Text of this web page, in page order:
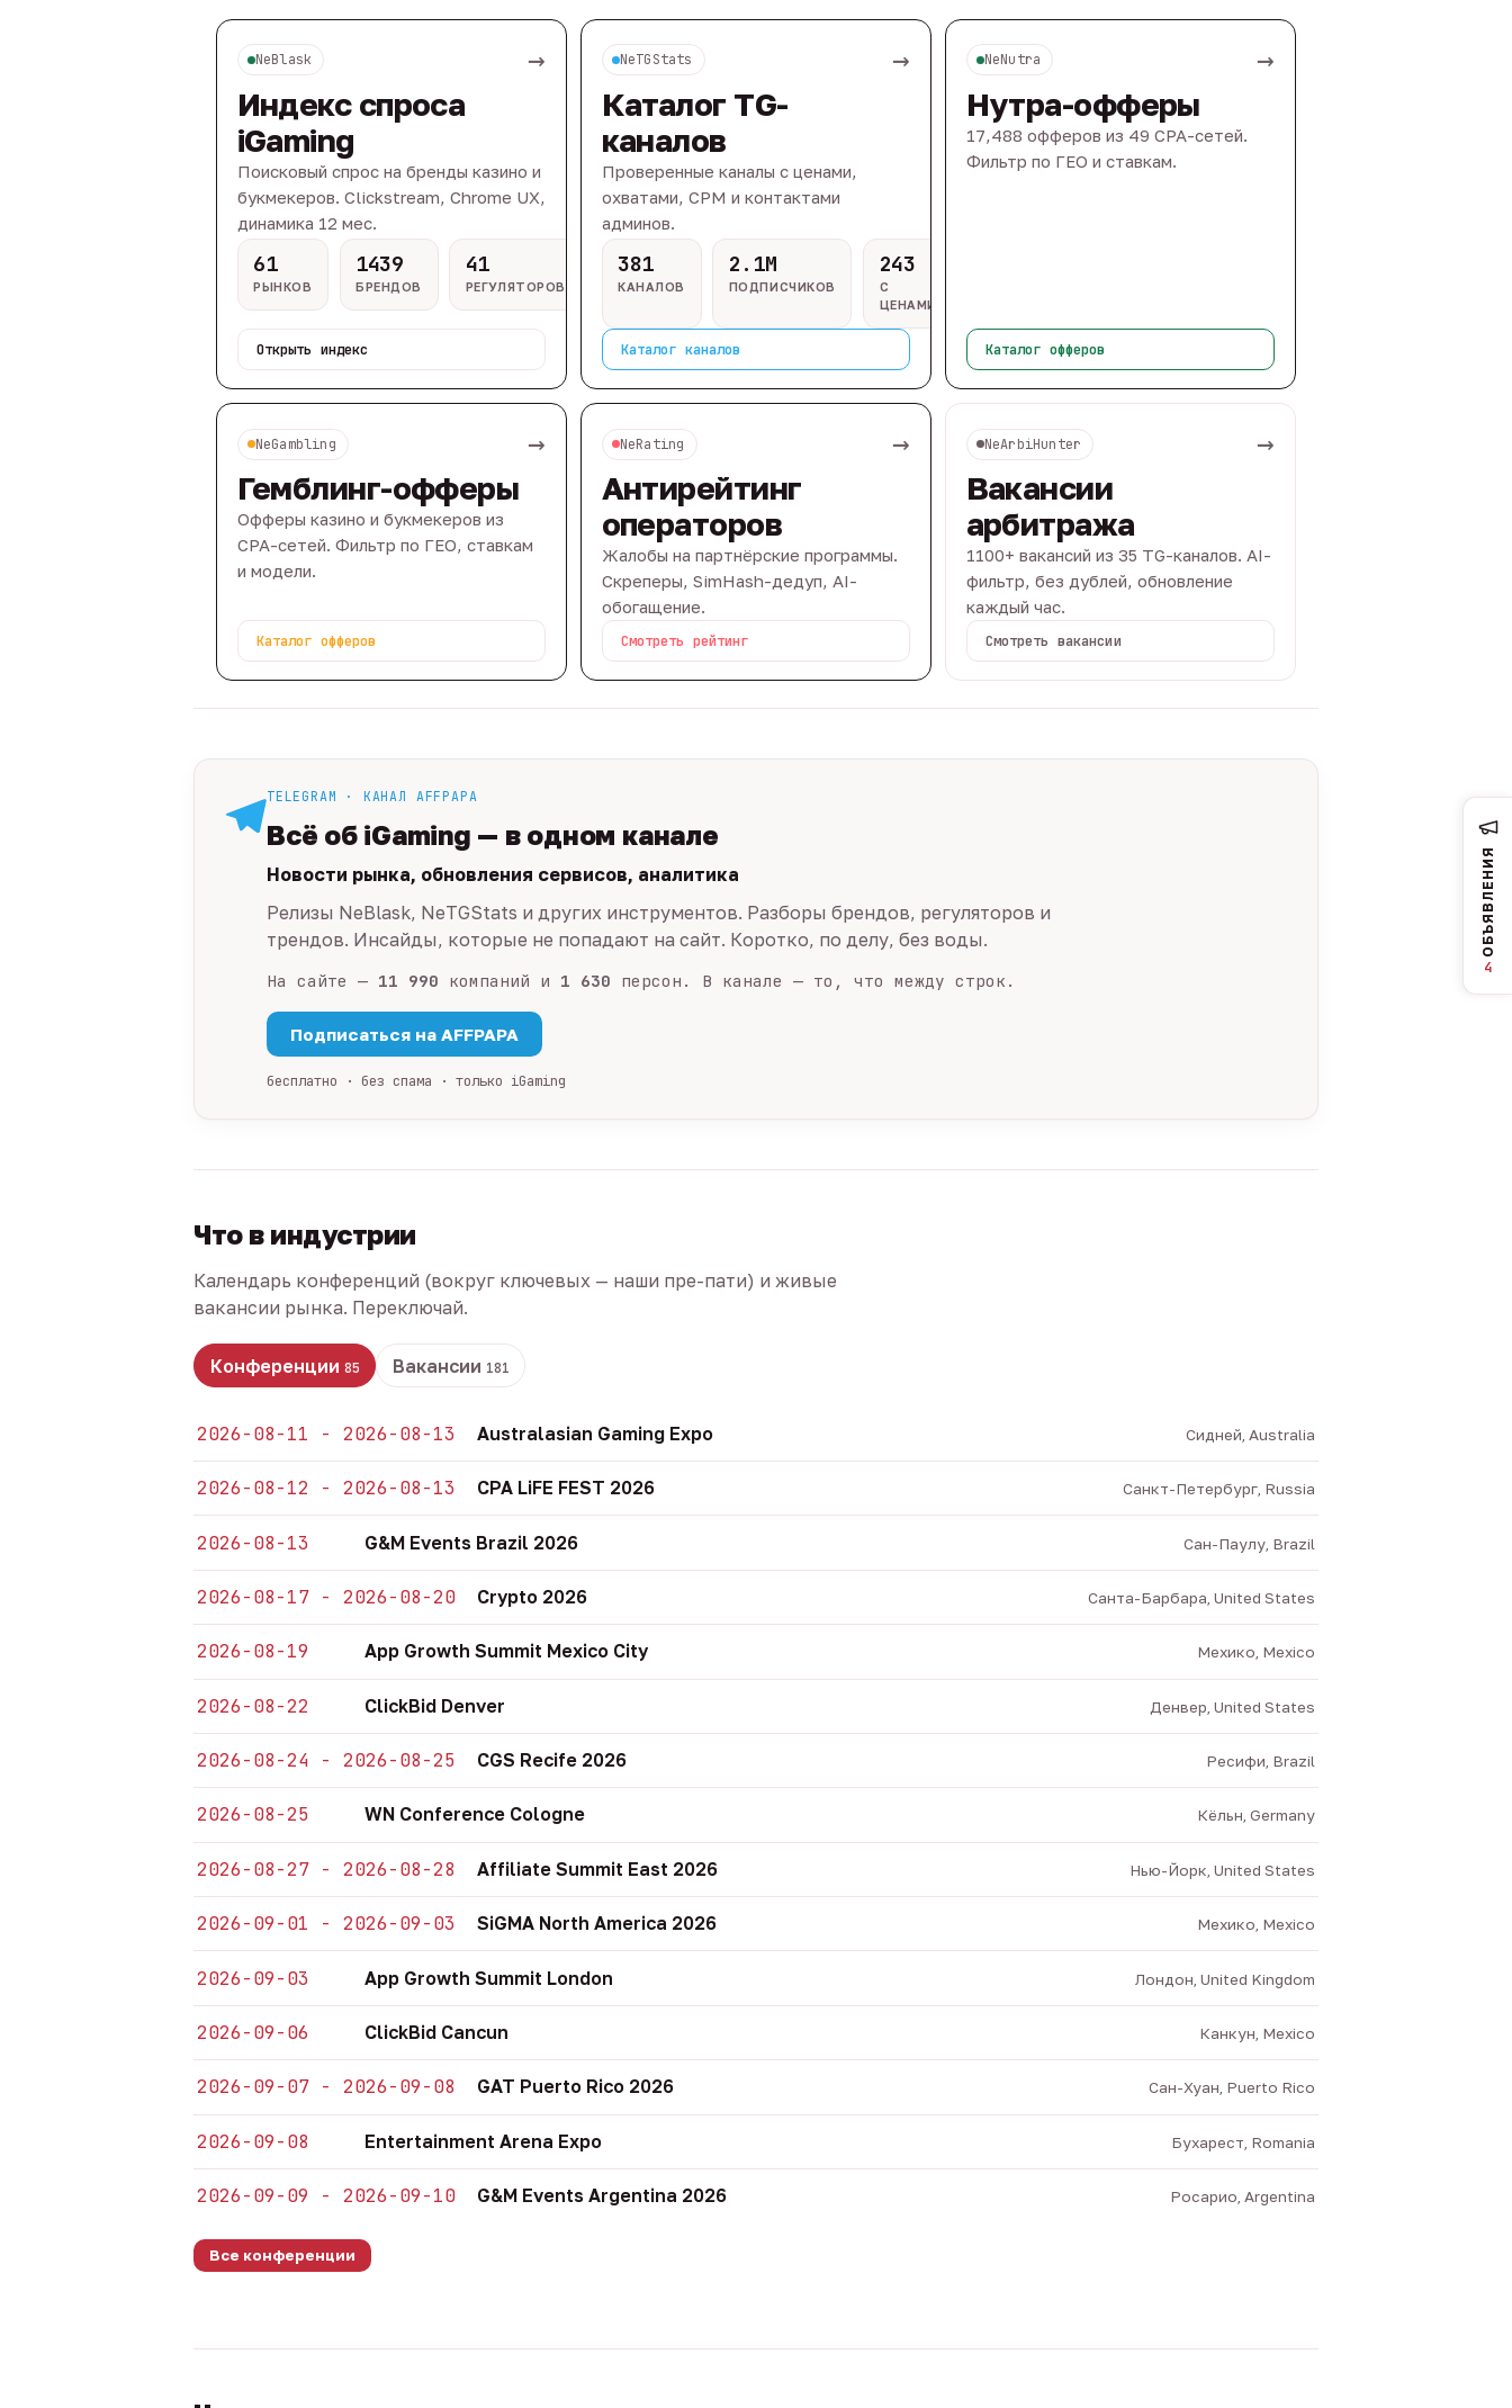
NeBlask →
Индекс спроса
iGaming
Поисковый спрос на бренды казино и
букмекеров. Clickstream, Chrome UX,
динамика 12 мес.
61
РЫНКОВ
1439
БРЕНДОВ
41
РЕГУЛЯТОРОВ
Открыть индекс
NeTGStats →
Каталог TG-
каналов
Проверенные каналы с ценами,
охватами, CPM и контактами
админов.
381
КАНАЛОВ
2.1M
ПОДПИСЧИКОВ
243
С
ЦЕНАМИ
Каталог каналов
NeNutra →
Нутра-офферы
17,488 офферов из 49 CPA-сетей.
Фильтр по ГЕО и ставкам.
Каталог офферов
NeGambling →
Гемблинг-офферы
Офферы казино и букмекеров из
CPA-сетей. Фильтр по ГЕО, ставкам
и модели.
Каталог офферов
NeRating →
Антирейтинг
операторов
Жалобы на партнёрские программы.
Скреперы, SimHash-дедуп, AI-
обогащение.
Смотреть рейтинг
NeArbiHunter →
Вакансии
арбитража
1100+ вакансий из 35 TG-каналов. AI-
фильтр, без дублей, обновление
каждый час.
Смотреть вакансии
TELEGRAM · КАНАЛ AFFPAPA
Всё об iGaming — в одном канале
Новости рынка, обновления сервисов, аналитика
Релизы NeBlask, NeTGStats и других инструментов. Разборы брендов, регуляторов и
трендов. Инсайды, которые не попадают на сайт. Коротко, по делу, без воды.
На сайте — 11 990 компаний и 1 630 персон. В канале — то, что между строк.
Подписаться на AFFPAPA
бесплатно · без спама · только iGaming
Что в индустрии
Календарь конференций (вокруг ключевых — наши пре-пати) и живые
вакансии рынка. Переключай.
Конференции 85 Вакансии 181
2026-08-11 - 2026-08-13 Australasian Gaming Expo Сидней, Australia
2026-08-12 - 2026-08-13 CPA LiFE FEST 2026 Санкт-Петербург, Russia
2026-08-13 G&M Events Brazil 2026 Сан-Паулу, Brazil
2026-08-17 - 2026-08-20 Crypto 2026 Санта-Барбара, United States
2026-08-19 App Growth Summit Mexico City Мехико, Mexico
2026-08-22 ClickBid Denver Денвер, United States
2026-08-24 - 2026-08-25 CGS Recife 2026 Ресифи, Brazil
2026-08-25 WN Conference Cologne Кёльн, Germany
2026-08-27 - 2026-08-28 Affiliate Summit East 2026 Нью-Йорк, United States
2026-09-01 - 2026-09-03 SiGMA North America 2026 Мехико, Mexico
2026-09-03 App Growth Summit London Лондон, United Kingdom
2026-09-06 ClickBid Cancun Канкун, Mexico
2026-09-07 - 2026-09-08 GAT Puerto Rico 2026 Сан-Хуан, Puerto Rico
2026-09-08 Entertainment Arena Expo Бухарест, Romania
2026-09-09 - 2026-09-10 G&M Events Argentina 2026 Росарио, Argentina
Все конференции
ОБЪЯВЛЕНИЯ
4